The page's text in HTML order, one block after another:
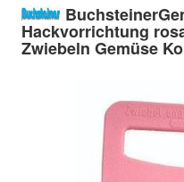
Hackvorrichtung
Zwiebeln Gemüse